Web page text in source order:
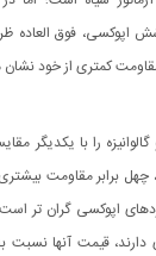
اپوکسی، فوق‌
کمتری از خود
را با یکدیگر
چهل برابر مقاومت
اپوکسی گران‌ تر
قیمت آنها نسبت